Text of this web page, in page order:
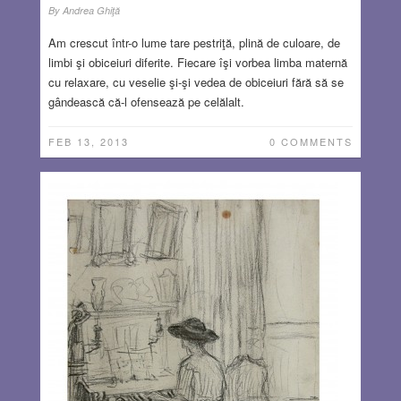
By Andrea Ghiţă
Am crescut într-o lume tare pestriţă, plină de culoare, de
limbi şi obiceiuri diferite. Fiecare îşi vorbea limba maternă
cu relaxare, cu veselie şi-şi vedea de obiceiuri fără să se
gândească că-l ofensează pe celălalt.
FEB 13, 2013 0 COMMENTS